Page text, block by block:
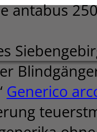
antabus
Generico